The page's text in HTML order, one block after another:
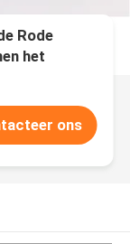
Rode
het
ons